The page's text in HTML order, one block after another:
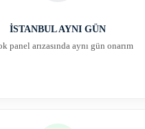
İSTANBUL AYNI GÜN
panel arızasında aynı gün onarım